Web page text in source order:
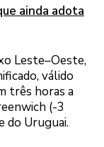
ainda adota
Leste–Oeste,
válido
três horas a
(-3
do Uruguai.